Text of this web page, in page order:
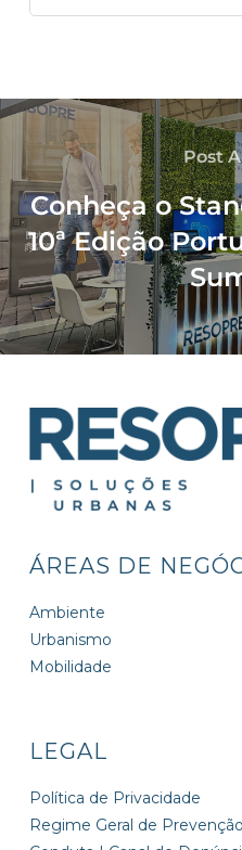
Post
Conheça o
10ª Edição
ÁREAS DE
Ambiente
Urbanismo
Mobilidade
LEGAL
Política de Privacidade
Regime Geral de